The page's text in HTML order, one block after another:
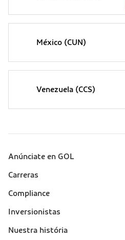
México (CUN)
Venezuela (CCS)
Sobre a Gol (footer)
Anúnciate en GOL
Carreras
Compliance
Inversionistas
Nuestra história